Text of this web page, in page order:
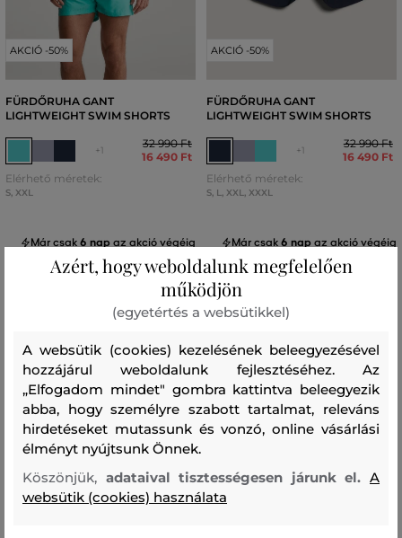
AKCIÓ -50%
FÜRDŐRUHA GANT
LIGHTWEIGHT SWIM SHORTS
+1
32 990 Ft
16 490 Ft
Elérhető méretek:
S, XXL
AKCIÓ -50%
FÜRDŐRUHA GANT
LIGHTWEIGHT SWIM SHORTS
+1
32 990 Ft
16 490 Ft
Elérhető méretek:
S, L, XXL, XXXL
Már csak6 nap az akció végéig Már csak6 nap az akció végéig
Azért, hogy weboldalunk megfelelően
működjön
(egyetértés a websütikkel)
A websütik (cookies) kezelésének beleegyezésével
hozzájárul weboldalunk fejlesztéséhez. Az
„Elfogadom mindet" gombra kattintva beleegyezik
abba, hogy személyre szabott tartalmat, releváns
hirdetéseket mutassunk és vonzó, online vásárlási
élményt nyújtsunk Önnek.
Köszönjük, adataival tisztességesen járunk el.A
websütik (cookies) használata